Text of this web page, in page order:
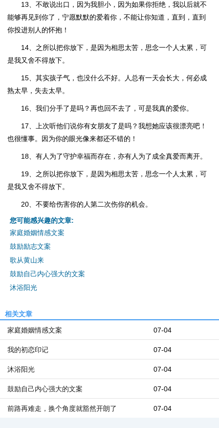
13、不敢说出口，因为我胆小，因为如果你拒绝，我以后就不
能够再见到你了，宁愿默默的爱着你，不能让你知道，直到，直到
你投进别人的怀抱！
14、之所以把你放下，是因为相思太苦，思念一个人太累，可
是我又舍不得放下。
15、其实孩子气，也没什么不好。人总有一天会长大，何必成
熟太早，失去太早。
16、我们分手了是吗？再也回不去了，可是我真的爱你。
17、上次听他们说你有女朋友了是吗？我想她应该很漂亮吧！
也很懂事。因为你的眼光像来都还不错的！
18、有人为了守护幸福而存在，亦有人为了成全真爱而离开。
19、之所以把你放下，是因为相思太苦，思念一个人太累，可
是我又舍不得放下。
20、不要给伤害你的人第二次伤你的机会。
您可能感兴趣的文章:
家庭婚姻情感文案
鼓励励志文案
歌从黄山来
鼓励自己内心强大的文案
沐浴阳光
相关文章
07-04
家庭婚姻情感文案
07-04
我的初恋印记
07-04
沐浴阳光
07-04
鼓励自己内心强大的文案
07-04
前路再难走，换个角度就豁然开朗了